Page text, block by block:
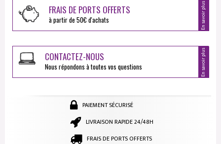
FRAIS DE PORTS OFFERTS
à partir de 50€ d'achats En savoir plus
CONTACTEZ-NOUS
Nous répondons à toutes vos questions En savoir plus
PAIEMENT SÉCURISÉ
LIVRAISON RAPIDE 24/48H
FRAIS DE PORTS OFFERTS